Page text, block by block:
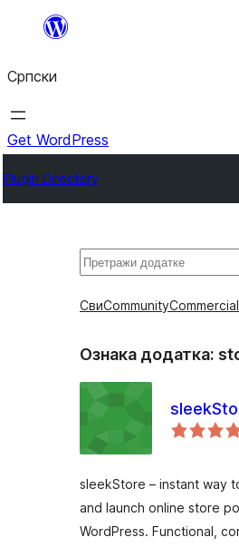
Скочи
садржај
Српски
Get WordPress
Plugin Directory
Претрага
СвиCommunityCommercial
Ознака додатка:
sleekStore – instant way
and launch online store
WordPress. Functional,